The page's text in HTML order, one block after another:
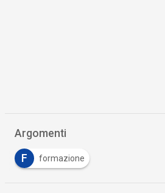
Argomenti
F formazione